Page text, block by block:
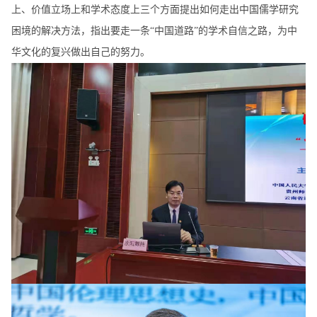
上、价值立场上和学术态度上三个方面提出如何走出中国儒学研究
困境的解决方法，指出要走一条“中国道路”的学术自信之路，为中
华文化的复兴做出自己的努力。